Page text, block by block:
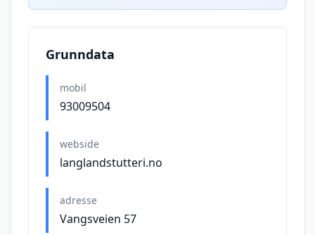
Grunndata
mobil
93009504
webside
langlandstutteri.no
adresse
Vangsveien 57